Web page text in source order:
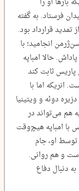
فرستاد. به گفته
تمدید قرارداد بود.
انجامید؛ با
و پاداش. حالا امباپه
پاریس ثابت کند
انریکه اما با
دوئه و ویتینیا
هم می‌تواند در
با امباپه هیچ‌وقت
توسط او، جام
است و هم روانی.
دنبال دفاع